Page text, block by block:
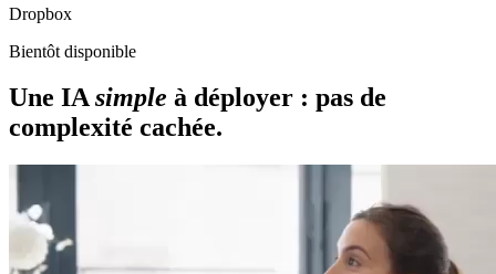
Dropbox
Bientôt disponible
Une IAsimple à déployer : pas de
complexité cachée.